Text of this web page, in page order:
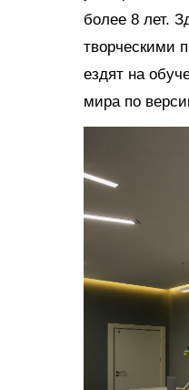
более 8 лет.
творческими
ездят на
мира по